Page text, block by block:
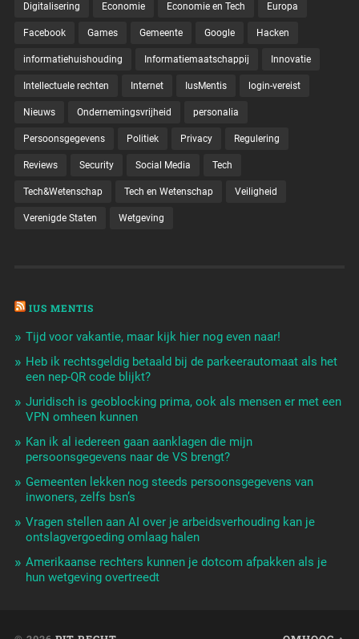
Digitalisering Economie Economie en Tech Europa
Facebook Games Gemeente Google Hacken
informatiehuishouding Informatiemaatschappij Innovatie
Intellectuele rechten Internet IusMentis login-vereist
Nieuws Ondernemingsvrijheid personalia
Persoonsgegevens Politiek Privacy Regulering
Reviews Security Social Media Tech
Tech&Wetenschap Tech en Wetenschap Veiligheid
Verenigde Staten Wetgeving
IUS MENTIS
Tijd voor vakantie, maar kijk hier nog even naar!
Heb ik rechtsgeldig betaald bij de parkeerautomaat als het
een nep-QR code blijkt?
Juridisch is geoblocking prima, ook als mensen er met een
VPN omheen kunnen
Kan ik al iedereen gaan aanklagen die mijn
persoonsgegevens naar de VS brengt?
Gemeenten lekken nog steeds persoonsgegevens van
inwoners, zelfs bsn’s
Vragen stellen aan AI over je arbeidsverhouding kan je
ontslagvergoeding omlaag halen
Amerikaanse rechters kunnen je dotcom afpakken als je
hun wetgeving overtreedt